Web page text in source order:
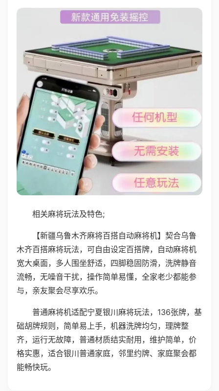
相关麻将玩法及特色;
【新疆乌鲁木齐麻将百搭自动麻将机】契合乌鲁
木齐百搭麻将玩法，可自由设定百搭牌，自动麻将机
宽大桌面，多人围坐舒适，四脚稳固防滑，洗牌静音
流畅，无噪音干扰，操作简单易懂，全家老少都能参
与，亲友聚会尽享欢乐。
普通麻将机适配宁夏银川麻将玩法，136张牌，基
础胡牌规则，简单易上手，机器洗牌均匀，理牌整
齐，运行无故障，普通材质结实耐用，维护简单，价
格实惠，适合银川普通家庭，邻里约牌、家庭聚会都
能畅快玩。